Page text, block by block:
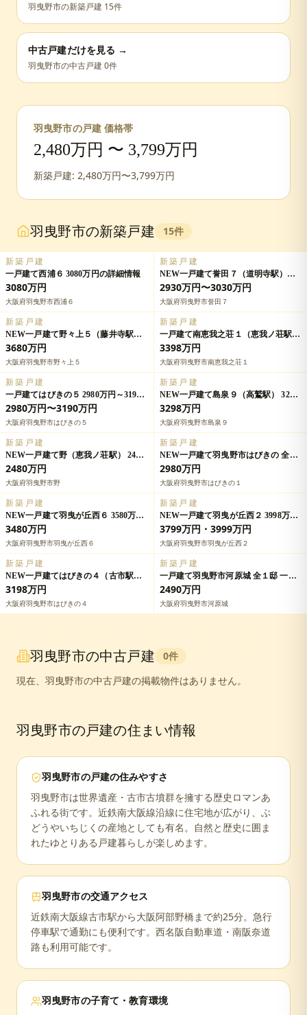
羽曳野市の新築戸建 15件
中古戸建だけを見る →
羽曳野市の中古戸建0件
羽曳野市の戸建 価格帯
2,480万円 〜 3,799万円
新築戸建: 2,480万円〜3,799万円
羽曳野市の新築戸建 15件
新築戸建
一戸建て西浦６ 3080万円の詳細情報
3080万円
大阪府羽曳野市西浦６
新築戸建
NEW一戸建て誉田７（道明寺駅）
2930万円～3030万円の詳細情報
2930万円〜3030万円
大阪府羽曳野市誉田７
新築戸建
NEW一戸建て野々上５（藤井寺駅）
3680万円の詳細情報
3680万円
大阪府羽曳野市野々上５
新築戸建
一戸建て南恵我之荘１（恵我ノ荘駅）
3398万円の詳細情報
3398万円
大阪府羽曳野市南恵我之荘１
新築戸建
一戸建てはびきの５ 2980万円～3190
万円の詳細情報
2980万円〜3190万円
大阪府羽曳野市はびきの５
新築戸建
NEW一戸建て島泉９（高鷲駅） 3298
万円の詳細情報
3298万円
大阪府羽曳野市島泉９
新築戸建
NEW一戸建て野（恵我ノ荘駅） 2480
万円の詳細情報
2480万円
大阪府羽曳野市野
新築戸建
NEW一戸建て羽曳野市はびきの 全１
邸 一戸建ての詳細情報
2980万円
大阪府羽曳野市はびきの１
新築戸建
NEW一戸建て羽曳が丘西６ 3580万円
の詳細情報
3480万円
大阪府羽曳野市羽曳が丘西６
新築戸建
NEW一戸建て羽曳が丘西２ 3998万
円・4198万円の詳細情報
3799万円・3999万円
大阪府羽曳野市羽曳が丘西２
新築戸建
NEW一戸建てはびきの４（古市駅）
3398万円の詳細情報
3198万円
大阪府羽曳野市はびきの４
新築戸建
一戸建て羽曳野市河原城 全１邸 一戸
建て 第2期の詳細情報
2490万円
大阪府羽曳野市河原城
羽曳野市の中古戸建 0件
現在、 羽曳野市の中古戸建の掲載物件はありません。
羽曳野市の戸建の住まい情報
羽曳野市の戸建の住みやすさ
羽曳野市は世界遺産・古市古墳群を擁する歴史ロマンあ
ふれる街です。近鉄南大阪線沿線に住宅地が広がり、ぶ
どうやいちじくの産地としても有名。自然と歴史に囲ま
れたゆとりある戸建暮らしが楽しめます。
羽曳野市の交通アクセス
近鉄南大阪線古市駅から大阪阿部野橋まで約25分。急行
停車駅で通勤にも便利です。西名阪自動車道・南阪奈道
路も利用可能です。
羽曳野市の子育て・教育環境